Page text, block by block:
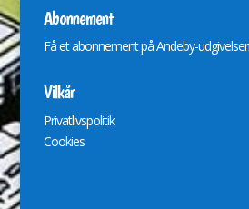
Abonnement
Få et abonnement på Andeby-
Vilkår
Privatlivspolitik
Cookies